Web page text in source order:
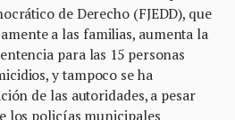
de Derecho (FJEDD), que
a las familias, aumenta la
para las 15 personas
y tampoco se ha
de las autoridades, a pesar
los policías municipales